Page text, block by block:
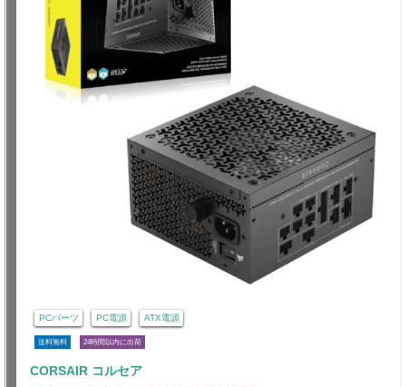
PCパーツ PC電源 ATX電源
送料無料 24時間以内に出荷
CORSAIR コルセア